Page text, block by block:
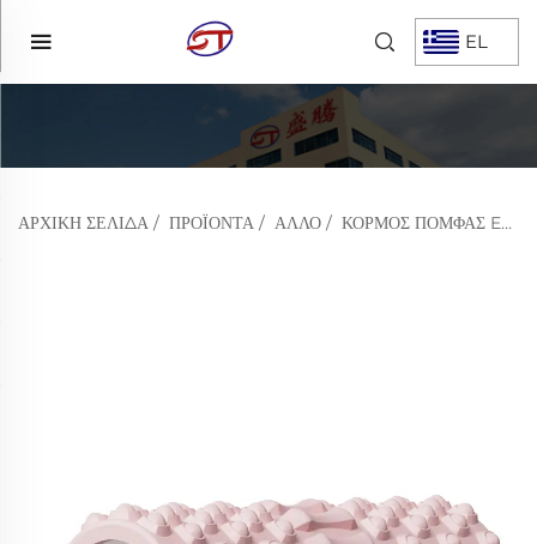
EL
ΑΡΧΙΚΉ ΣΕΛΊΔΑ / ΠΡΟΪΌΝΤΑ / ΆΛΛΟ / ΚΟΡΜΌΣ ΠΌΜΦΑΣ EVA